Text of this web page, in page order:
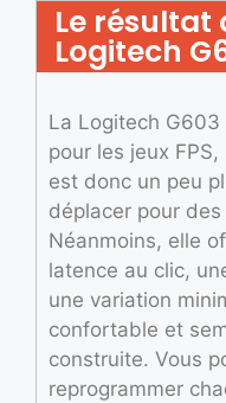
Le résultat
Logitech
La Logitech
pour les jeux
est donc un peu
déplacer pour
Néanmoins, elle
latence au clic,
une variation
confortable et
construite. Vous
reprogrammer